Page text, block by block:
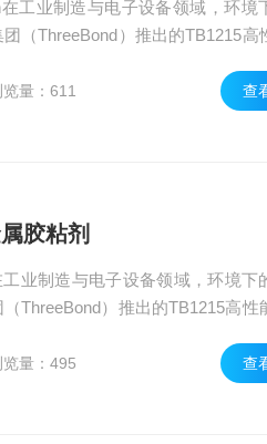
（ThreeBond）推出的TB1215高
案”。
览量：611 查
胶粘剂
ThreeBond）推出的TB1215高性
案”。
览量：495 查